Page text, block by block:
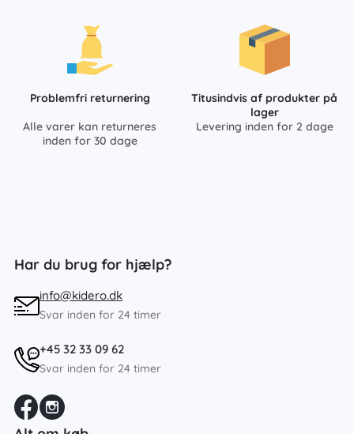
Problemfri returnering
Alle varer kan returneres
inden for 30 dage
Titusindvis af produkter på
lager
Levering inden for 2 dage
Har du brug for hjælp?
info@kidero.dk
Svar inden for 24 timer
+45 32 33 09 62
Svar inden for 24 timer